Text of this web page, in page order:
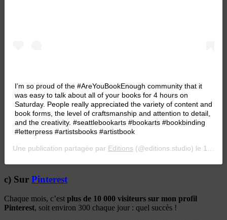
I’m so proud of the #AreYouBookEnough community that it
was easy to talk about all of your books for 4 hours on
Saturday. People really appreciated the variety of content and
book forms, the level of craftsmanship and attention to detail,
and the creativity. #seattlebookarts #bookarts #bookbinding
#letterpress #artistsbooks #artistbook
Une publication partagée par Editions (@editions.studio) le 14 Mai 2018 à 11 :16 PDT
c) Sur Pinterest
Chaque mois, c’est plus de 10 000 visiteurs sur mon profil
Pinterest, soit environ 300 chaque jour : quel succès !